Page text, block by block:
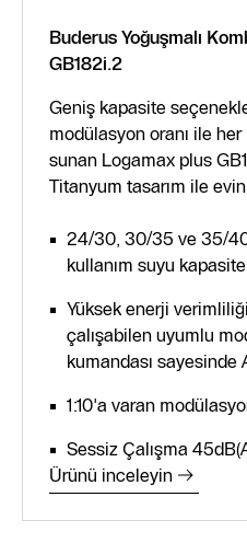
Buderus Yoğuşmalı
GB182i.2
Geniş kapasite
modülasyon oranı ile
sunan Logamax plus
Titanyum tasarım ile
24/30, 30/35 ve 35/40
kullanım suyu
Yüksek enerji
çalışabilen uyumlu
kumandası sayesinde
1:10'a varan
Sessiz Çalışma
Ürünü inceleyin